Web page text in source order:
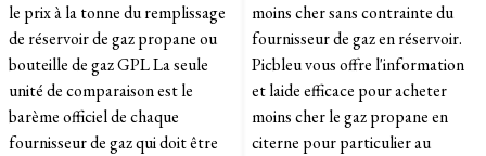
le prix à la tonne du remplissage
de réservoir de gaz propane ou
bouteille de gaz GPL La seule
unité de comparaison est le
barème officiel de chaque
fournisseur de gaz qui doit être
moins cher sans contrainte du
fournisseur de gaz en réservoir.
Picbleu vous offre l'information
et laide efficace pour acheter
moins cher le gaz propane en
citerne pour particulier au